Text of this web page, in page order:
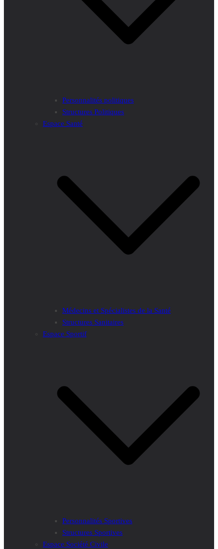
Personnalités politiques
Structures Politiques
Espace Santé
Médecins et Spécialistes de la Santé
Structures Sanitaires
Espace Sportif
Personnalités Sportives
Structures Sportives
Espace Société Civile